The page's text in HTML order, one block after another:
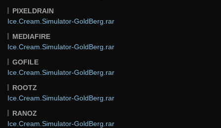
PIXELDRAIN
Ice.Cream.Simulator-GoldBerg.rar
MEDIAFIRE
Ice.Cream.Simulator-GoldBerg.rar
GOFILE
Ice.Cream.Simulator-GoldBerg.rar
ROOTZ
Ice.Cream.Simulator-GoldBerg.rar
RANOZ
Ice.Cream.Simulator-GoldBerg.rar